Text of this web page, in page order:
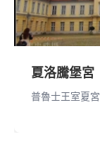
夏洛騰堡宮
普魯士王室夏宮